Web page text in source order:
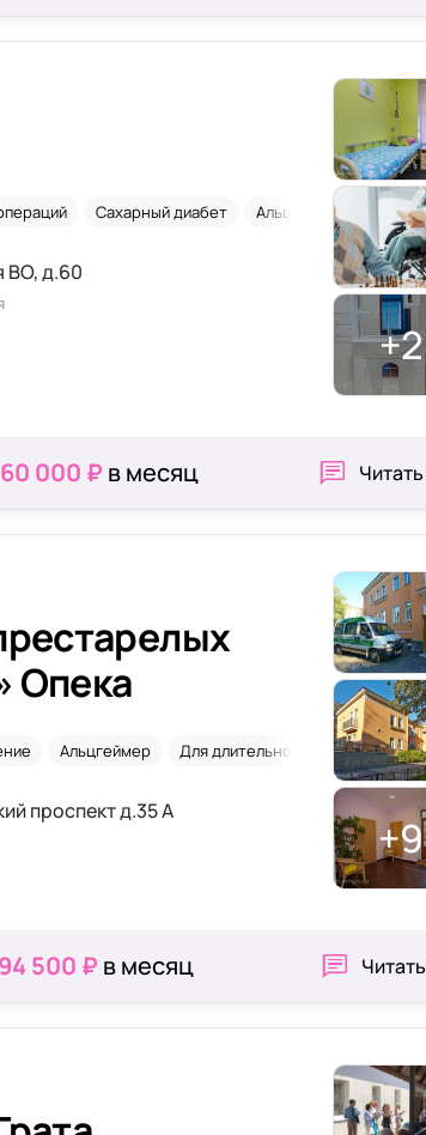
Сахарный диабет Альцгеймер
ВО, д.60
+2
000 ₽ в месяц Читать
Опека
Альцгеймер Для длительного проживания
проспект д.35 А
+9
500 ₽ в месяц Читать